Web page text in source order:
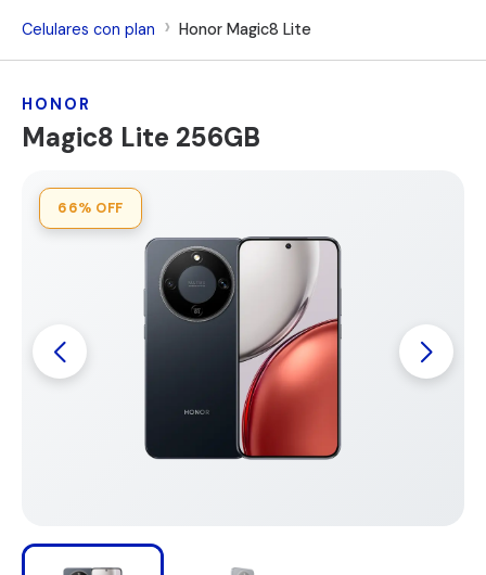
Celulares con plan Honor Magic8 Lite
HONOR
Magic8 Lite 256GB
66% OFF